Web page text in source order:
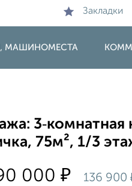
Закладки
МАШИНОМЕСТА
3‑комнатная
75м², 1/3
000₽ 136 900